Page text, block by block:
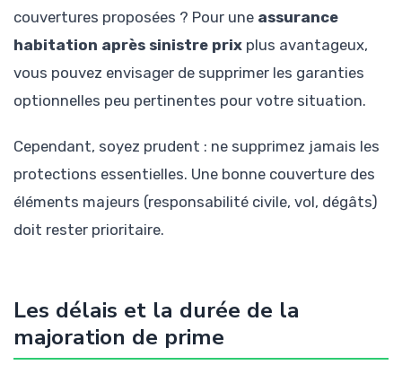
couvertures proposées ? Pour une assurance
habitation après sinistre prix plus avantageux,
vous pouvez envisager de supprimer les garanties
optionnelles peu pertinentes pour votre situation.
Cependant, soyez prudent : ne supprimez jamais les
protections essentielles. Une bonne couverture des
éléments majeurs (responsabilité civile, vol, dégâts)
doit rester prioritaire.
Les délais et la durée de la
majoration de prime